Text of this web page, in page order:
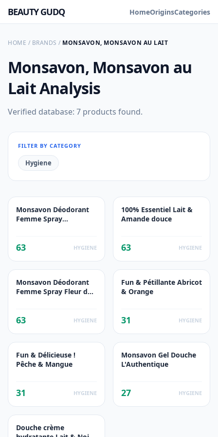
BEAUTY GUDQ HomeOriginsCategories
HOME / BRANDS / MONSAVON, MONSAVON AU LAIT
Monsavon, Monsavon au
LaitAnalysis
Verified database: 7 products found.
FILTER BY CATEGORY
Hygiene
Monsavon Déodorant
Femme Spray
2x100ml
63 HYGIENE
100% Essentiel Lait &
Amande douce
63 HYGIENE
Monsavon Déodorant
Femme Spray Fleur de
63 HYGIENE
Fun & Pétillante Abricot
& Orange
31 HYGIENE
Fun & Délicieuse !
Pêche & Mangue
31 HYGIENE
Monsavon Gel Douche
L'Authentique
27 HYGIENE
Douche crème